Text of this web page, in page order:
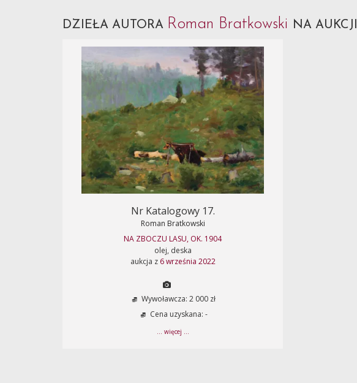
DZIEŁA AUTORA Roman Bratkowski NA AUKCJI
Nr Katalogowy 17.
Roman Bratkowski
NA ZBOCZU LASU, OK. 1904
olej, deska
aukcja z 6 września 2022
Wywoławcza: 2 000 zł
Cena uzyskana: -
... więcej ...